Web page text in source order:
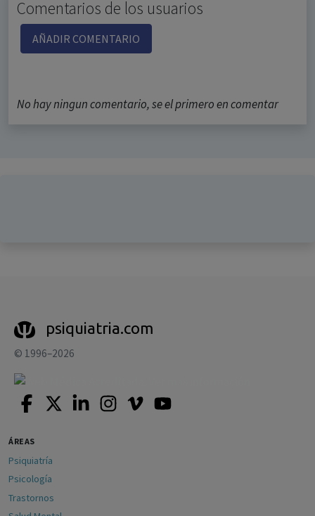
Comentarios de los usuarios
AÑADIR COMENTARIO
No hay ningun comentario, se el primero en comentar
psiquiatria.com
© 1996–2026
ÁREAS
Psiquiatría
Psicología
Trastornos